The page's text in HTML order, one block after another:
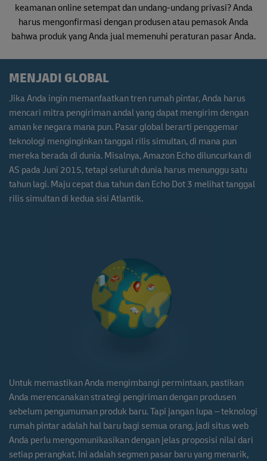
keamanan online setempat dan undang-undang privasi? Anda
harus mengonfirmasi dengan produsen atau pemasok Anda
bahwa produk yang Anda jual memenuhi peraturan pasar Anda.
MENJADI GLOBAL
Jika Anda ingin memanfaatkan tren rumah pintar, Anda harus
mencari mitra pengiriman andal yang dapat mengirim dengan
aman ke negara mana pun. Pasar global berarti penggemar
teknologi menginginkan tanggal rilis simultan, di mana pun
mereka berada di dunia. Misalnya, Amazon Echo diluncurkan di
AS pada Juni 2015, tetapi seluruh dunia harus menunggu satu
tahun lagi. Maju cepat dua tahun dan Echo Dot 3 melihat tanggal
rilis simultan di kedua sisi Atlantik.
Untuk memastikan Anda mengimbangi permintaan, pastikan
Anda merencanakan strategi pengiriman dengan produsen
sebelum pengumuman produk baru. Tapi jangan lupa – teknologi
rumah pintar adalah hal baru bagi semua orang, jadi situs web
Anda perlu mengomunikasikan dengan jelas proposisi nilai dari
setiap perangkat. Ini adalah segmen pasar baru yang menarik,